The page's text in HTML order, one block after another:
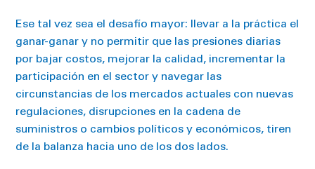
Ese tal vez sea el desafío mayor: llevar a la práctica el
ganar-ganar y no permitir que las presiones diarias
por bajar costos, mejorar la calidad, incrementar la
participación en el sector y navegar las
circunstancias de los mercados actuales con nuevas
regulaciones, disrupciones en la cadena de
suministros o cambios políticos y económicos, tiren
de la balanza hacia uno de los dos lados.